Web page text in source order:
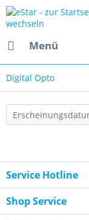
Menü
Digital Opto
Service Hotline
Shop Service